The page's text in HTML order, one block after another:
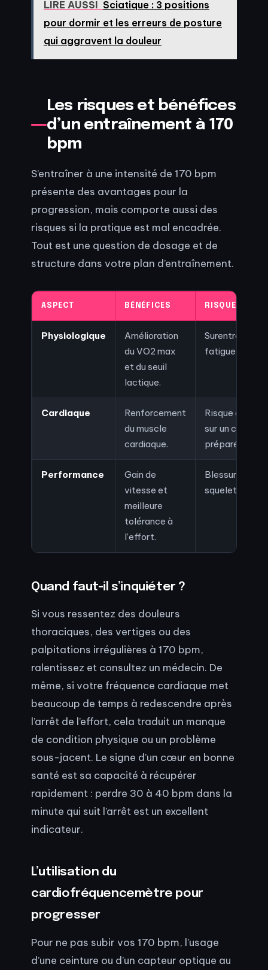
LIRE AUSSI Sciatique : 3 positions
pour dormir et les erreurs de posture
qui aggravent la douleur
Les risques et bénéfices
d’un entraînement à 170
bpm
S’entraîner à une intensité de 170 bpm
présente des avantages pour la
progression, mais comporte aussi des
risques si la pratique est mal encadrée.
Tout est une question de dosage et de
structure dans votre plan d’entraînement.
ASPECT BÉNÉFICES RISQUES
Physiologique
Amélioration
du VO2 max
et du seuil
lactique.
fatigue
Cardiaque
Renforcement
du muscle
cardiaque.
Risque
sur un cœur
préparé.
Performance
Gain de
vitesse et
meilleure
tolérance à
l’effort.
Blessures
squelettiques.
Quand faut-il s’inquiéter ?
Si vous ressentez des douleurs
thoraciques, des vertiges ou des
palpitations irrégulières à 170 bpm,
ralentissez et consultez un médecin. De
même, si votre fréquence cardiaque met
beaucoup de temps à redescendre après
l’arrêt de l’effort, cela traduit un manque
de condition physique ou un problème
sous-jacent. Le signe d’un cœur en bonne
santé est sa capacité à récupérer
rapidement : perdre 30 à 40 bpm dans la
minute qui suit l’arrêt est un excellent
indicateur.
L’utilisation du
cardiofréquencemètre pour
progresser
Pour ne pas subir vos 170 bpm, l’usage
d’une ceinture ou d’un capteur optique au